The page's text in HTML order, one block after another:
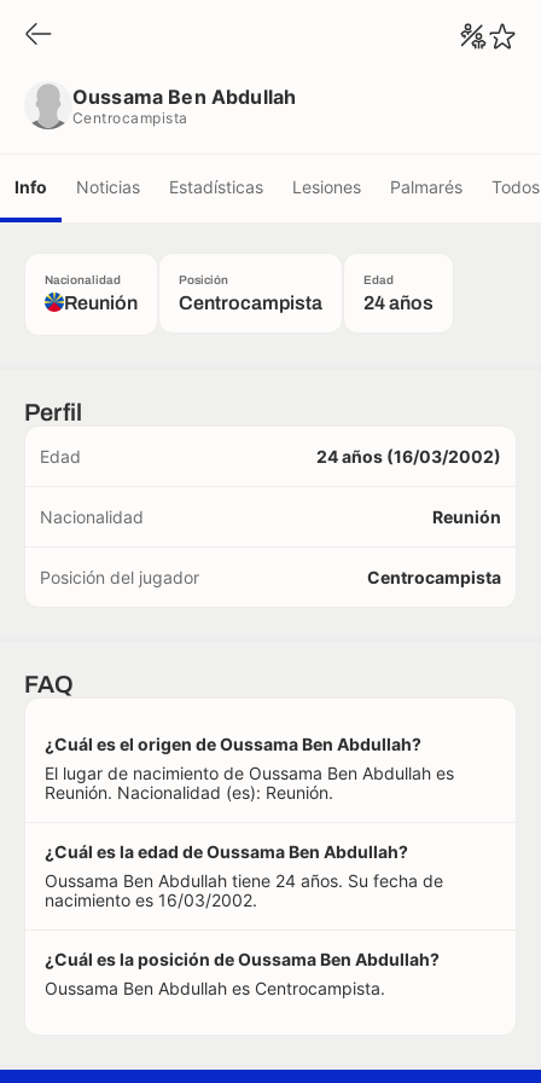
Oussama Ben Abdullah
Centrocampista
Info Noticias Estadísticas Lesiones Palmarés
Nacionalidad
Reunión
Posición
Centrocampista
Edad
24 años
Perfil
Edad 24 años (16/03/2002)
Nacionalidad Reunión
Posición del jugador Centrocampista
FAQ
¿Cuál es el origen de Oussama Ben Abdullah?
El lugar de nacimiento de Oussama Ben Abdullah es
Reunión. Nacionalidad (es): Reunión.
¿Cuál es la edad de Oussama Ben Abdullah?
Oussama Ben Abdullah tiene 24 años. Su fecha de
nacimiento es 16/03/2002.
¿Cuál es la posición de Oussama Ben Abdullah?
Oussama Ben Abdullah es Centrocampista.